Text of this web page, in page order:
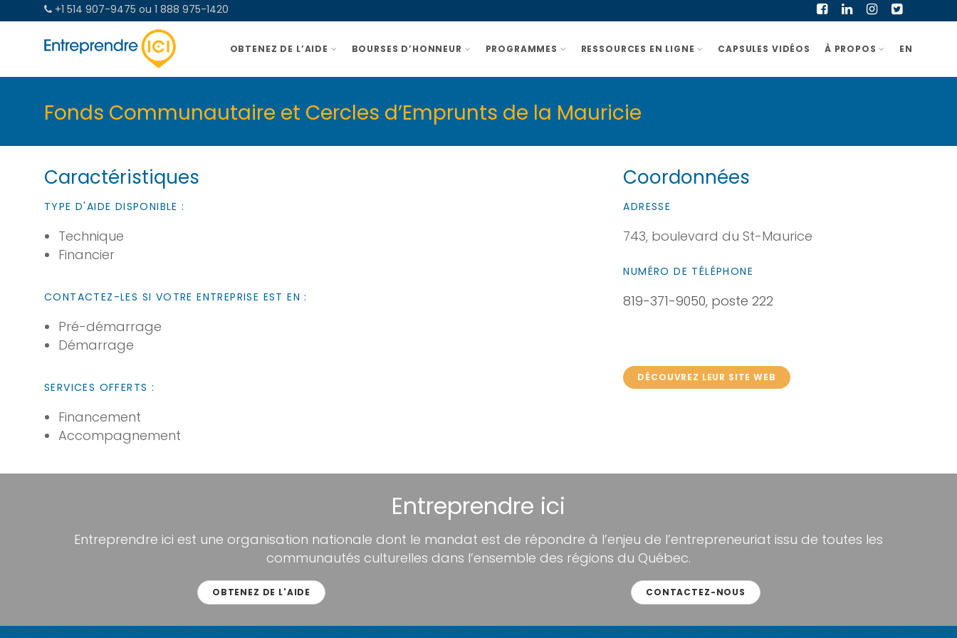
+1 514 907-9475 ou 1 888 975-1420
OBTENEZ DE L’AIDE BOURSES D’HONNEUR PROGRAMMES RESSOURCES EN LIGNE CAPSULES VIDÉOS À PROPOS EN
Fonds Communautaire et Cercles d’Emprunts de la Mauricie
Caractéristiques
TYPE D'AIDE DISPONIBLE :
Technique
Financier
CONTACTEZ-LES SI VOTRE ENTREPRISE EST EN :
Pré-démarrage
Démarrage
SERVICES OFFERTS :
Financement
Accompagnement
Coordonnées
ADRESSE
743, boulevard du St-Maurice
NUMÉRO DE TÉLÉPHONE
819-371-9050, poste 222
DÉCOUVREZ LEUR SITE WEB
Entreprendre ici
Entreprendre ici est une organisation nationale dont le mandat est de répondre à l’enjeu de l’entrepreneuriat issu de toutes les
communautés culturelles dans l’ensemble des régions du Québec.
OBTENEZ DE L'AIDE CONTACTEZ-NOUS